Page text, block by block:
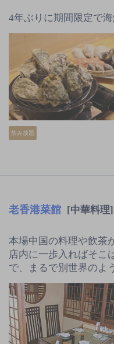
4年ぶりに期間限定で
飲み放題
老香港菜館 [中華料理]
本場中国の料理や飲茶
店内に一歩入ればそこ
で、まるで別世界のよ